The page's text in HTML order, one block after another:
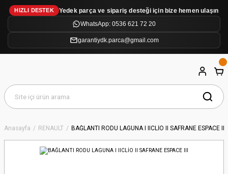
HIZLI DESTEK
Yedek parça ve sipariş desteği için bize hemen ulaşın
WhatsApp: 0536 621 72 20
garantiydk.parca@gmail.com
Anasayfa RENAULT BAĞLANTI RODU LAGUNA I IICLİO II SAFRANE ESPACE III